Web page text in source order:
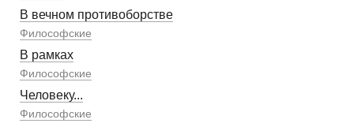
В вечном противоборстве
Философские
В рамках
Философские
Человеку...
Философские